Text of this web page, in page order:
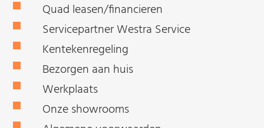
Quad leasen/financieren
Servicepartner Westra Service
Kentekenregeling
Bezorgen aan huis
Werkplaats
Onze showrooms